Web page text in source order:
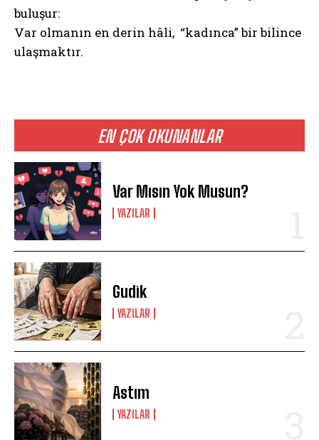
EN ÇOK OKUNANLAR
Var Mısın Yok Musun?
YAZILAR
Gudik
YAZILAR
Astım
YAZILAR
buluşur:
Var olmanın en derin hâli, “kadınca” bir bilince
ulaşmaktır.